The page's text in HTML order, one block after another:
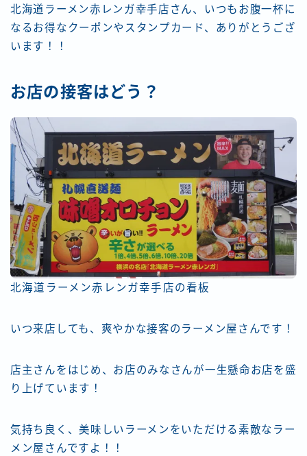
北海道ラーメン赤レンガ幸手店さん、いつもお腹一杯に
なるお得なクーポンやスタンプカード、ありがとうござ
います！！
お店の接客はどう？
北海道ラーメン赤レンガ幸手店の看板
いつ来店しても、爽やかな接客のラーメン屋さんです！
店主さんをはじめ、お店のみなさんが一生懸命お店を盛
り上げています！
気持ち良く、美味しいラーメンをいただける素敵なラー
メン屋さんですよ！！